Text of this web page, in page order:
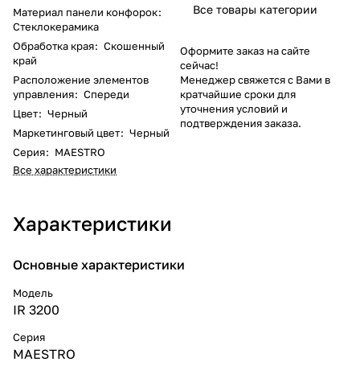
Материал панели конфорок:
Стеклокерамика
Обработка края: Скошенный
край
Расположение элементов
управления: Спереди
Цвет: Черный
Маркетинговый цвет: Черный
Серия: MAESTRO
Все характеристики
Все товары категории
Оформите заказ на сайте
сейчас!
Менеджер свяжется с Вами в
кратчайшие сроки для
уточнения условий и
подтверждения заказа.
Характеристики
Основные характеристики
Модель
IR 3200
Серия
MAESTRO